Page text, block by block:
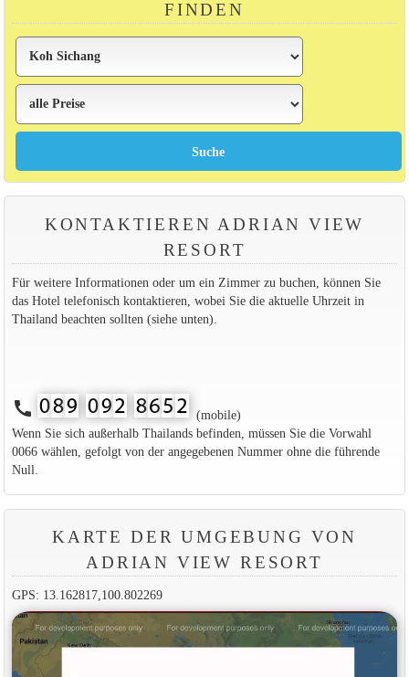
FINDEN
KONTAKTIEREN ADRIAN VIEW
RESORT
Für weitere Informationen oder um ein Zimmer zu buchen, können Sie
das Hotel telefonisch kontaktieren, wobei Sie die aktuelle Uhrzeit in
Thailand beachten sollten (siehe unten).
call
(mobile)
Wenn Sie sich außerhalb Thailands befinden, müssen Sie die Vorwahl
0066 wählen, gefolgt von der angegebenen Nummer ohne die führende
Null.
KARTE DER UMGEBUNG VON
ADRIAN VIEW RESORT
GPS: 13.162817,100.802269